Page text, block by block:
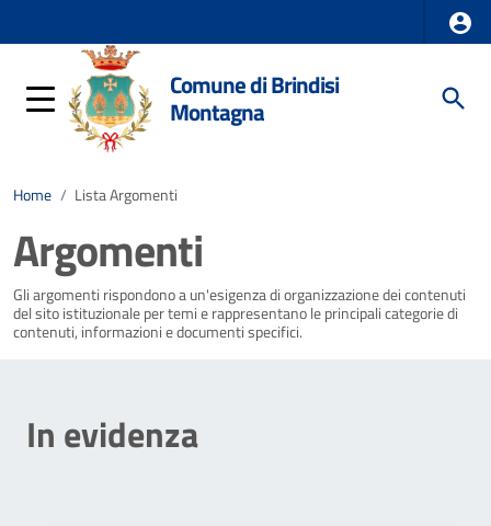
Comune di Brindisi
Montagna
Home / Lista Argomenti
Argomenti
Gli argomenti rispondono a un'esigenza di organizzazione dei contenuti
del sito istituzionale per temi e rappresentano le principali categorie di
contenuti, informazioni e documenti specifici.
In evidenza